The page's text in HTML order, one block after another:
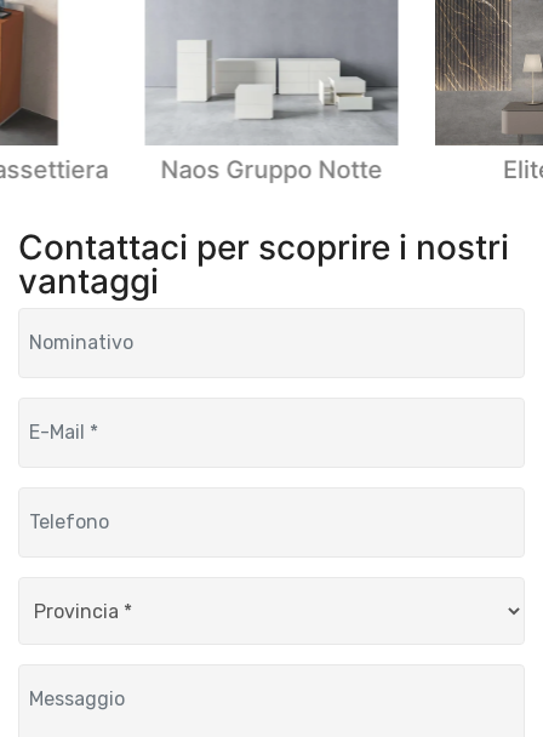
Naos Gruppo Notte
Contattaci per scoprire i nostri
vantaggi